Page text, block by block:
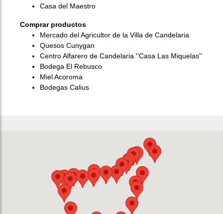
Casa del Maestro
Comprar productos
Mercado del Agricultor de la Villa de Candelaria
Quesos Cunygan
Centro Alfarero de Candelaria ''Casa Las Miquelas''
Bodega El Rebusco
Miel Acoroma
Bodegas Calius